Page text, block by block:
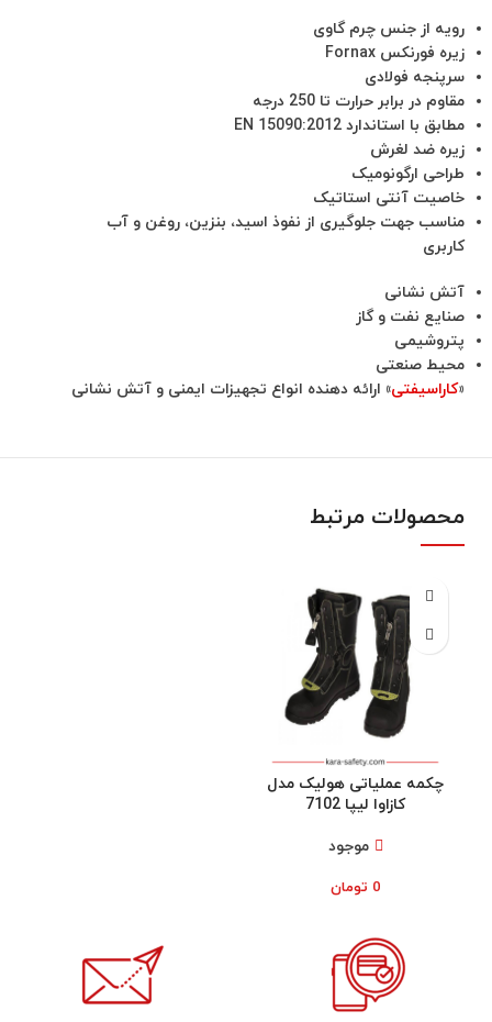
رویه از جنس چرم گاوی
زیره فورنکس Fornax
سرپنجه فولادی
مقاوم در برابر حرارت تا 250 درجه
مطابق با استاندارد EN 15090:2012
زیره ضد لغرش
طراحی ارگونومیک
خاصیت آنتی استاتیک
مناسب جهت جلوگیری از نفوذ اسید، بنزین، روغن و آب
کاربری
آتش نشانی
صنایع نفت و گاز
پتروشیمی
محیط صنعتی
«کاراسیفتی» ارائه دهنده انواع تجهیزات ایمنی و آتش نشانی
محصولات مرتبط
چکمه عملیاتی هولیک مدل
کازاوا لیپا 7102
موجود
0 تومان